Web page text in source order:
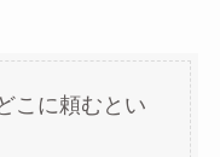
こに頼むとい